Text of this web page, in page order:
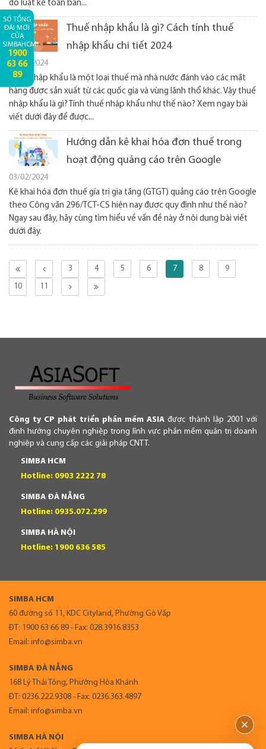
do luật kế toán ban...
Thuế nhập khẩu là gì? Cách tính thuế
nhập khẩu chi tiết 2024
15/02/2024
Thuế nhập khẩu là một loại thuế mà nhà nước đánh vào các mặt
hàng được sản xuất từ các quốc gia và vùng lãnh thổ khác. Vậy thuế
nhập khẩu là gì? Tính thuế nhập khẩu như thế nào? Xem ngay bài
viết dưới đây để được...
Hướng dẫn kê khai hóa đơn thuế trong
hoạt động quảng cáo trên Google
03/02/2024
Kê khai hóa đơn thuế gía trị gia tăng (GTGT) quảng cáo trên Google
theo Công văn 296/TCT-CS hiện nay được quy định như thế nào?
Ngay sau đây, hãy cùng tìm hiểu về vấn đề này ở nội dung bài viết
dưới đây.
3 4 5 6 7 8
9
10
11
Công ty CP phát triển phần mềm ASIA được thành lập 2001 với
định hướng chuyên nghiệp trong lĩnh vực phần mềm quản trị doanh
nghiệp và cung cấp các giải pháp CNTT.
SIMBA HCM
Hotline: 0903 2222 78
SIMBA ĐÀ NẴNG
Hotline: 0935.072.299
SIMBA HÀ NỘI
Hotline: 1900 636 585
SIMBA HCM
60 đường số 11, KDC Cityland, Phường Gò Vấp
ĐT: 1900 63 66 89 - Fax: 028.3916.8353
Email: info@simba.vn
SIMBA ĐÀ NẴNG
168 Lý Thái Tông, Phường Hòa Khánh
ĐT: 0236.222.9308 - Fax: 0236.363.4897
Email: info@simba.vn
SIMBA HÀ NỘI
SỐ TỔNG
ĐÀI MỚI
CỦA
SIMBAHCM:
1900
63 66
89